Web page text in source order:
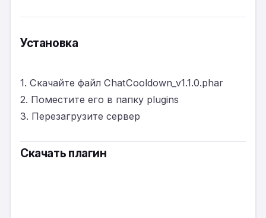
Установка
1. Скачайте файл ChatCooldown_v1.1.0.phar
2. Поместите его в папку plugins
3. Перезагрузите сервер
Скачать плагин